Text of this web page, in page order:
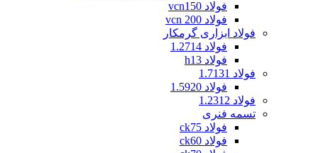
فولاد vcn150
فولاد vcn 200
فولاد ابزاری گرمکار
فولاد 1.2714
فولاد h13
فولاد 1.7131
فولاد 1.5920
فولاد 1.2312
تسمه فنری
فولاد ck75
فولاد ck60